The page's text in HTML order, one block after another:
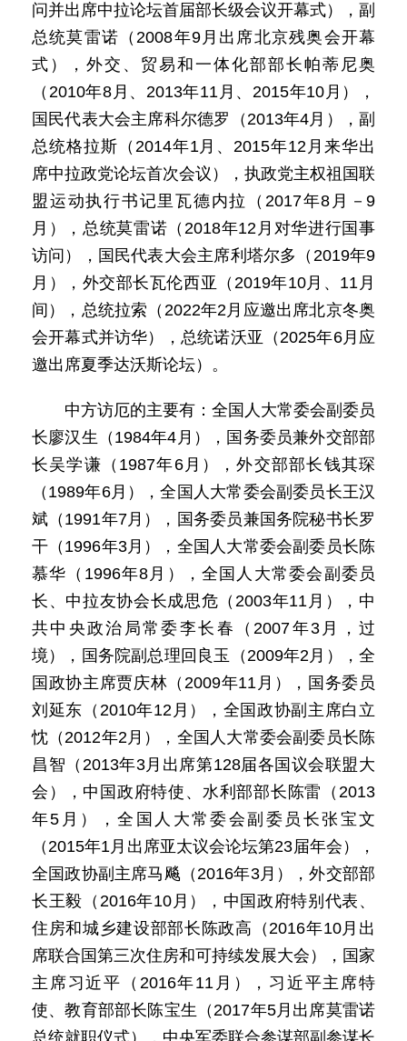
问并出席中拉论坛首届部长级会议开幕式），副
总统莫雷诺（2008年9月出席北京残奥会开幕
式），外交、贸易和一体化部部长帕蒂尼奥
（2010年8月、2013年11月、2015年10月），
国民代表大会主席科尔德罗（2013年4月），副
总统格拉斯（2014年1月、2015年12月来华出
席中拉政党论坛首次会议），执政党主权祖国联
盟运动执行书记里瓦德内拉（2017年8月－9
月），总统莫雷诺（2018年12月对华进行国事
访问），国民代表大会主席利塔尔多（2019年9
月），外交部长瓦伦西亚（2019年10月、11月
间），总统拉索（2022年2月应邀出席北京冬奥
会开幕式并访华），总统诺沃亚（2025年6月应
邀出席夏季达沃斯论坛）。
中方访厄的主要有：全国人大常委会副委员
长廖汉生（1984年4月），国务委员兼外交部部
长吴学谦（1987年6月），外交部部长钱其琛
（1989年6月），全国人大常委会副委员长王汉
斌（1991年7月），国务委员兼国务院秘书长罗
干（1996年3月），全国人大常委会副委员长陈
慕华（1996年8月），全国人大常委会副委员
长、中拉友协会长成思危（2003年11月），中
共中央政治局常委李长春（2007年3月，过
境），国务院副总理回良玉（2009年2月），全
国政协主席贾庆林（2009年11月），国务委员
刘延东（2010年12月），全国政协副主席白立
忱（2012年2月），全国人大常委会副委员长陈
昌智（2013年3月出席第128届各国议会联盟大
会），中国政府特使、水利部部长陈雷（2013
年5月），全国人大常委会副委员长张宝文
（2015年1月出席亚太议会论坛第23届年会），
全国政协副主席马飚（2016年3月），外交部部
长王毅（2016年10月），中国政府特别代表、
住房和城乡建设部部长陈政高（2016年10月出
席联合国第三次住房和可持续发展大会），国家
主席习近平（2016年11月），习近平主席特
使、教育部部长陈宝生（2017年5月出席莫雷诺
总统就职仪式），中央军委联合参谋部副参谋长